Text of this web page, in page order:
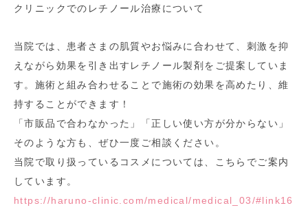
クリニックでのレチノール治療について
当院では、患者さまの肌質やお悩みに合わせて、刺激を抑
えながら効果を引き出すレチノール製剤をご提案していま
す。施術と組み合わせることで施術の効果を高めたり、維
持することができます！
「市販品で合わなかった」「正しい使い方が分からない」
そのような方も、ぜひ一度ご相談ください。
当院で取り扱っているコスメについては、こちらでご案内
しています。
https://haruno-clinic.com/medical/medical_03/#link16